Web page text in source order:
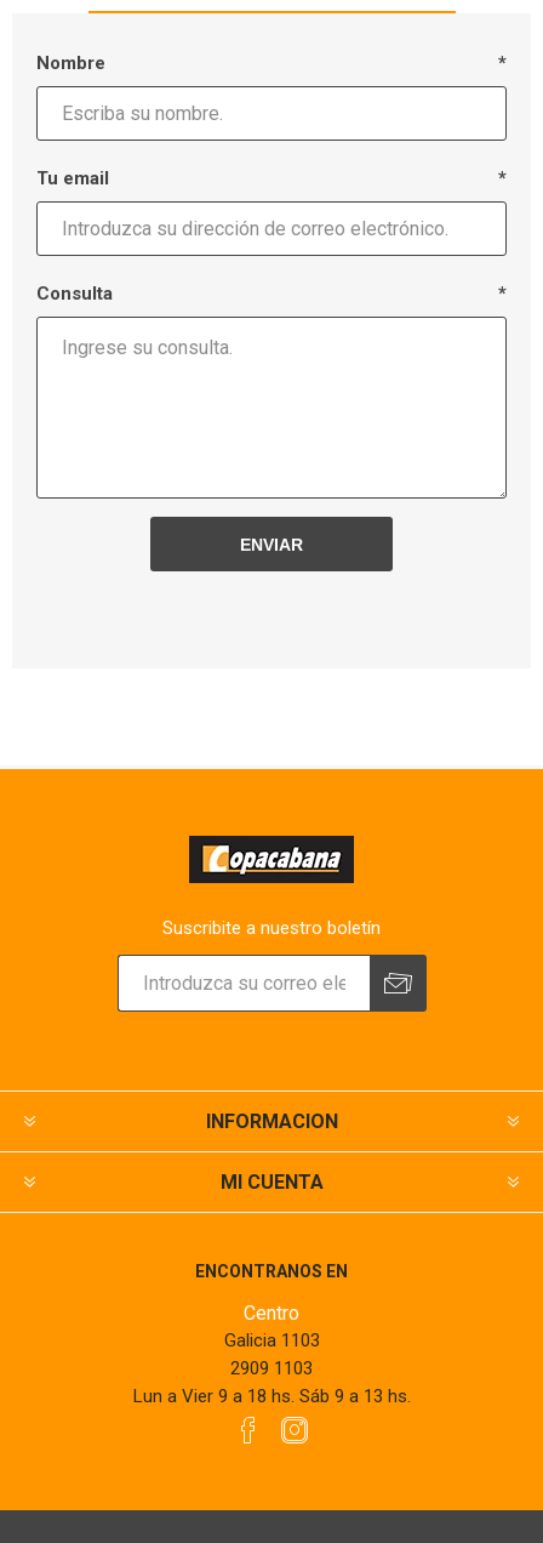
Nombre *
Tu email *
Consulta *
Suscribite a nuestro boletín
INFORMACION
MI CUENTA
ENCONTRANOS EN
Centro
Galicia 1103
2909 1103
Lun a Vier 9 a 18 hs. Sáb 9 a 13 hs.